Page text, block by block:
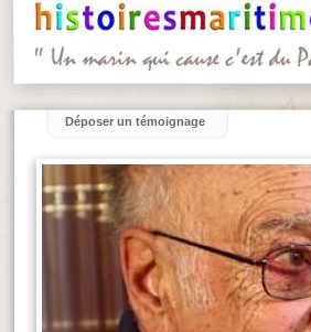
Déposer un témoignage